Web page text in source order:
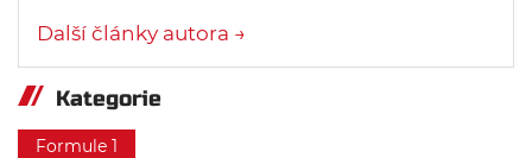
Další články autora →
Kategorie
Formule 1